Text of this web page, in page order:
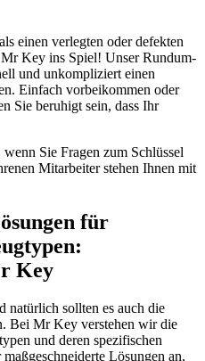
einen verlegten oder defekten
Key ins Spiel! Unser Rundum-
und unkompliziert einen
Einfach vorbeikommen oder
Sie beruhigt sein, dass Ihr
Sie Fragen zum Schlüssel
Mitarbeiter stehen Ihnen mit
für
Key
natürlich sollten es auch die
Bei Mr Key verstehen wir die
und deren spezifischen
Lösungen an,